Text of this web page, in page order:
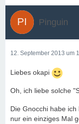
Pinguin
12. September 2013 um
Liebes okapi
Oh, ich liebe solche
Die Gnocchi habe
nur ein einziges Mal